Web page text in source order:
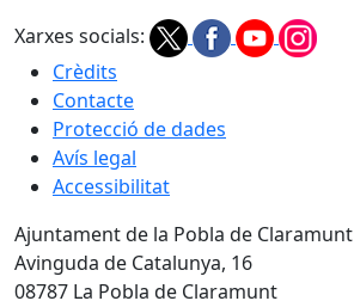
Xarxes socials:
Crèdits
Contacte
Protecció de dades
Avís legal
Accessibilitat
Ajuntament de la Pobla de Claramunt
Avinguda de Catalunya, 16
08787 La Pobla de Claramunt